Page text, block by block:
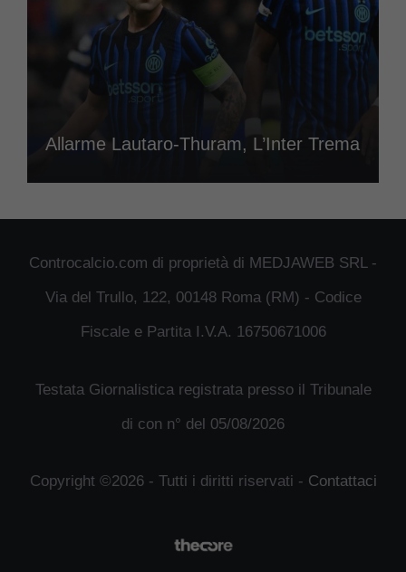
Allarme Lautaro-Thuram, L’Inter Trema
Controcalcio.com di proprietà di MEDJAWEB SRL -
Via del Trullo, 122, 00148 Roma (RM) - Codice
Fiscale e Partita I.V.A. 16750671006
Testata Giornalistica registrata presso il Tribunale
di con n° del 05/08/2026
Copyright ©2026 - Tutti i diritti riservati - Contattaci